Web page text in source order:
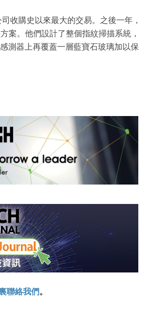
收購史以來最大的交易。之後一年，
案。他們設計了整個指紋掃描系統，
測器上再覆蓋一層藍寶石玻璃加以保
聯絡我們。